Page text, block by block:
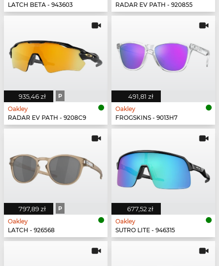
LATCH BETA - 943603
RADAR EV PATH - 920855
935,46 zł P
Oakley
RADAR EV PATH - 9208C9
491,81 zł
Oakley
FROGSKINS - 9013H7
797,89 zł P
Oakley
LATCH - 926568
677,52 zł
Oakley
SUTRO LITE - 946315